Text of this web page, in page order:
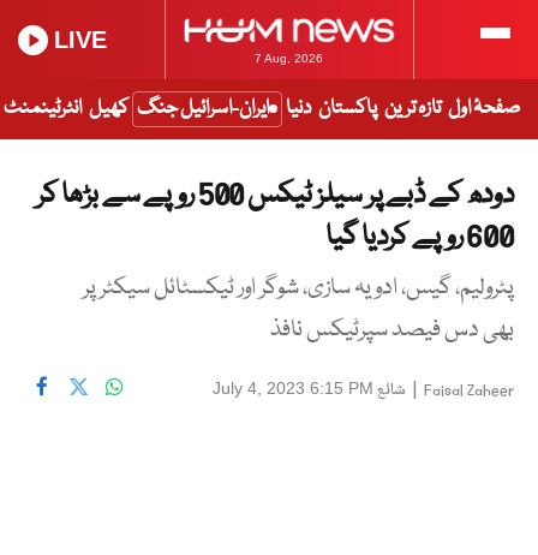
7 Aug, 2026
LIVE
صفحۂ اول تازہ ترین پاکستان دنیا ایران-اسرائیل جنگ کھیل انٹرٹینمنٹ
دودھ کے ڈبے پر سیلز ٹیکس 500 روپے سے بڑھا کر
600 روپے کردیا گیا
پٹرولیم، گیس، ادویہ سازی، شوگر اور ٹیکسٹائل سیکٹر پر
بھی دس فیصد سپرٹیکس نافذ
Faisal Zaheer
| شائع July 4, 2023 6:15 PM